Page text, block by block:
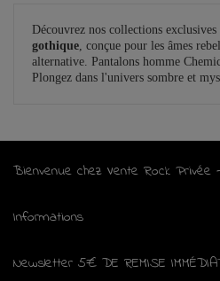
Découvrez nos collections exclusives
gothique, conçue pour les âmes
alternative. Pantalons homme
Plongez dans l'univers sombre et
Bienvenue chez Vente Rock Privée
Informations
Newsletter 5€ DE REMISE